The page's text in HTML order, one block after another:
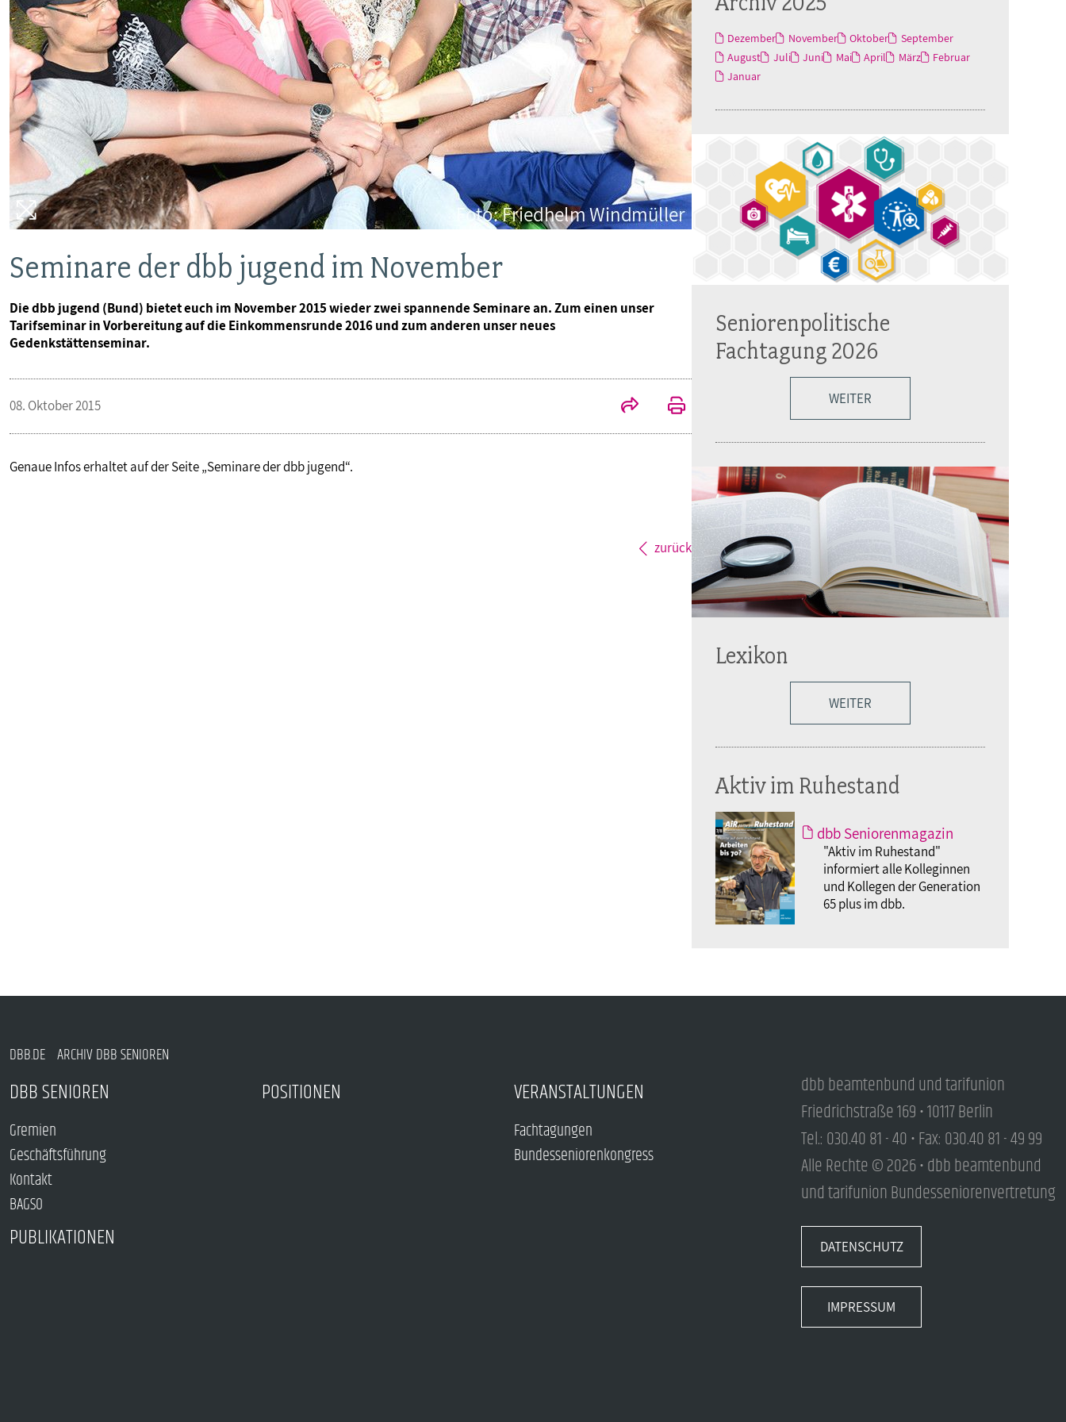
BAGSO
Seminare der dbb jugend im November
Die dbb jugend (Bund) bietet euch im November 2015 wieder zwei spannende Seminare an. Zum einen unser
Tarifseminar in Vorbereitung auf die Einkommensrunde 2016 und zum anderen unser neues
Gedenkstättenseminar.
08. Oktober 2015
Genaue Infos erhaltet auf der Seite „Seminare der dbb jugend“.
zurück
Dezember November Oktober
September
August
Juli Juni Mai April März
Februar
Januar
Seniorenpolitische
Fachtagung 2026
WEITER
Lexikon
WEITER
Aktiv im Ruhestand
dbb Seniorenmagazin
"Aktiv im Ruhestand"
informiert alle Kolleginnen
und Kollegen der Generation
65 plus im dbb.
DBB.DE ARCHIV DBB SENIOREN
DBB SENIOREN
Gremien
Geschäftsführung
Kontakt
BAGSO
POSITIONEN VERANSTALTUNGEN
Fachtagungen
Bundesseniorenkongress
PUBLIKATIONEN
dbb beamtenbund und tarifunion
Friedrichstraße 169 • 10117 Berlin
Tel.: 030.40 81 - 40 • Fax: 030.40 81 - 49 99
Alle Rechte © 2026 • dbb beamtenbund
und tarifunion Bundesseniorenvertretung
DATENSCHUTZ
IMPRESSUM